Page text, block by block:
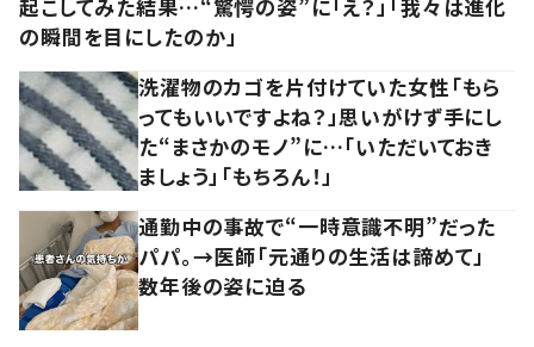
起こしてみた結果…“驚愕の姿”に「え？」「我々は進化
の瞬間を目にしたのか」
洗濯物のカゴを片付けていた女性「もら
ってもいいですよね？」思いがけず手にし
た“まさかのモノ”に…「いただいておき
ましょう」「もちろん！」
通勤中の事故で“一時意識不明”だった
パパ。→医師「元通りの生活は諦めて」
数年後の姿に迫る